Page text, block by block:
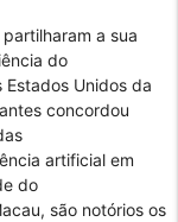
a sua
do
Unidos da
concordou
artificial em
do
são notórios os